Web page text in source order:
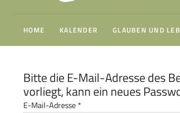
HOME KALENDER GLAUBEN UND
Bitte die E-Mail-Adresse des
vorliegt, kann ein neues
E-Mail-Adresse *
Gottesdienst sonntags um 10:30 Uhr
Minis & Co.